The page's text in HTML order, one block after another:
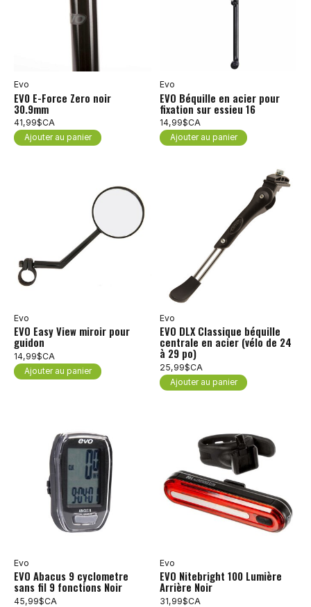
Evo
EV0 E-Force Zero noir
30.9mm
41,99$CA
Ajouter au panier
Evo
EVO Béquille en acier pour
fixation sur essieu 16
14,99$CA
Ajouter au panier
Evo
EVO Easy View miroir pour
guidon
14,99$CA
Ajouter au panier
Evo
EVO DLX Classique béquille
centrale en acier (vélo de 24
à 29 po)
25,99$CA
Ajouter au panier
Evo
EVO Abacus 9 cyclometre
sans fil 9 fonctions Noir
45,99$CA
Evo
EVO Nitebright 100 Lumière
Arrière Noir
31,99$CA